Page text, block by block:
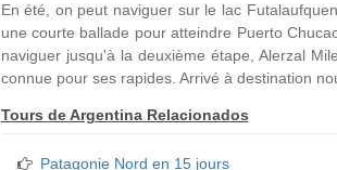
En été, on peut naviguer sur le lac
une courte ballade pour atteindre Puerto
naviguer jusqu'à la deuxième étape, Alerzal
connue pour ses rapides. Arrivé à destination
Tours de Argentina Relacionados
Patagonie Nord en 15 jours